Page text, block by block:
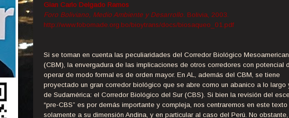
Gian Carlo Delgado Ramos
Foro Boliviano, Medio Ambiente y Desarrollo. Bolivia, 2003.
http://www.fobomade.org.bo/bioytrans/docs/biosaqueo_01.pdf
Si se toman en cuenta las peculiaridades del Corredor Biológico
(CBM), la envergadura de las implicaciones de otros corredores con potencial
operar de modo formal es de orden mayor. En AL, además del CBM, se tiene
proyectado un gran corredor biológico que se abre como un abanico a lo largo
de Sudamérica: el Corredor Biológico del Sur (CBS). Si bien la revisión del
“pre-CBS” es por demás importante y compleja, nos centraremos en este texto
solamente a su dimensión Andina, y en particular al caso del Perú. No